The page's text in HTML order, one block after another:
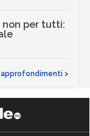
non per tutti:
>